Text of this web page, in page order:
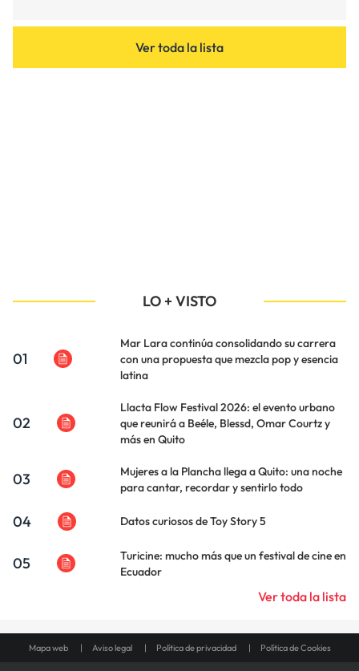
Ver toda la lista
LO + VISTO
01
Mar Lara continúa consolidando su carrera
con una propuesta que mezcla pop y esencia
latina
02
Llacta Flow Festival 2026: el evento urbano
que reunirá a Beéle, Blessd, Omar Courtz y
más en Quito
03
Mujeres a la Plancha llega a Quito: una noche
para cantar, recordar y sentirlo todo
04 Datos curiosos de Toy Story 5
05
Turicine: mucho más que un festival de cine en
Ecuador
Ver toda la lista
Mapa web Aviso legal Política de privacidad Política de Cookies